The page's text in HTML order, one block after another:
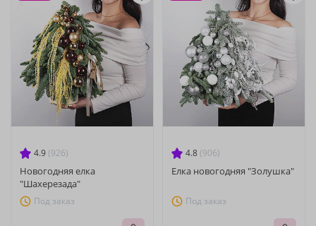
4.9 (926)
Новогодняя елка
"Шахерезада"
Под заказ
4.8 (906)
Елка новогодняя "Золушка"
Под заказ